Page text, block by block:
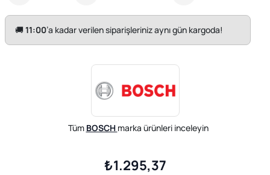
🚚11:00’a kadar verilen siparişleriniz aynı gün kargoda!
Tüm BOSCH marka ürünleri inceleyin
₺1.295,37